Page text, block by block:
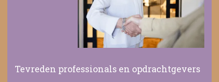
Tevreden professionals en opdrachtgevers